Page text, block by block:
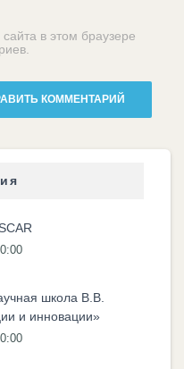
в этом браузере
школа В.В.
и инновации»